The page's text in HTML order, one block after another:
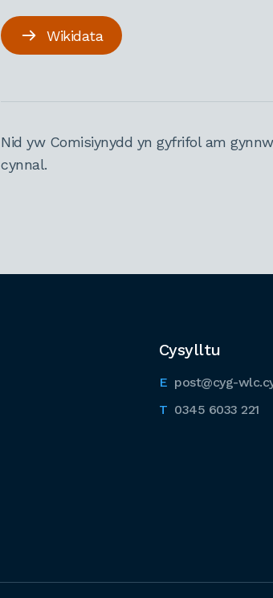
Wikidata
Nid yw Comisiynydd yn gyfrifol am
cynnal.
Cysylltu
post@cyg-
0345 6033 221